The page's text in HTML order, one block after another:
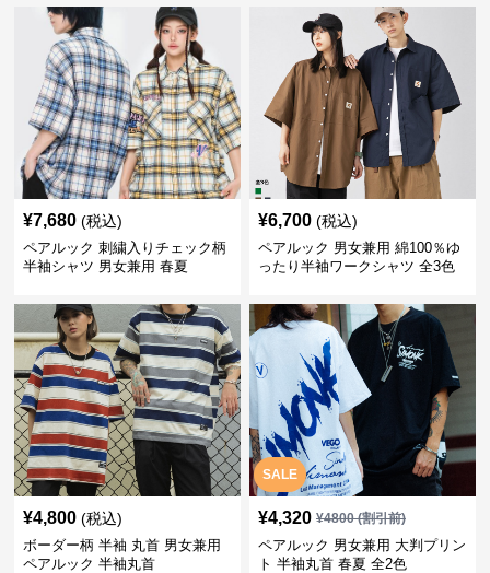
¥7,680 (税込)
ペアルック 刺繍入りチェック柄
半袖シャツ 男女兼用 春夏
¥6,700 (税込)
ペアルック 男女兼用 綿100％ゆ
ったり半袖ワークシャツ 全3色
¥4,800 (税込)
ボーダー柄 半袖 丸首 男女兼用
ペアルック 半袖丸首
SALE
¥4,320 ¥4800(割引前)
ペアルック 男女兼用 大判プリン
ト 半袖丸首 春夏 全2色